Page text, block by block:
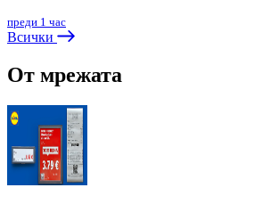
преди 1 час
Всички
От мрежата